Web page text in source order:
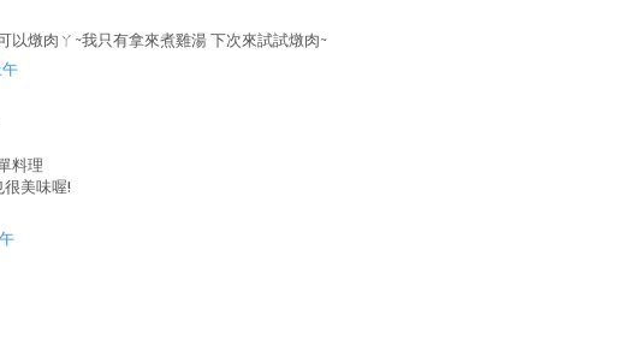
以燉肉ㄚ~我只有拿來煮雞湯 下次來試試燉肉~
料理
很美味喔!